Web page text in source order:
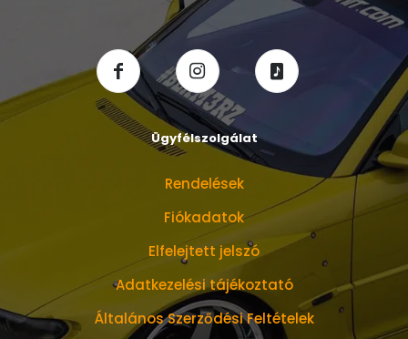
Ügyfélszolgálat
Rendelések
Fiókadatok
Elfelejtett jelszó
Adatkezelési tájékoztató
Általános Szerződési Feltételek